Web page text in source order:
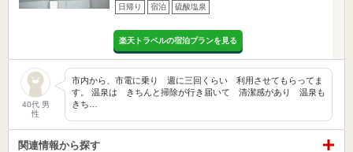
日帰り 宿泊 硫酸塩泉
楽天トラベルの宿泊プランを見る
40代 男
性
市内から、市電に乗り 週に三回くらい 利用させてもらってま
す。 温泉は きちんと掃除が行き届いて 清潔感があり 温泉も
きち…
関連情報から探す